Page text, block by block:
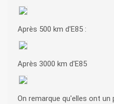
Après 500 km d'E85 :
Après 3000 km d'E85
On remarque qu'elles ont un